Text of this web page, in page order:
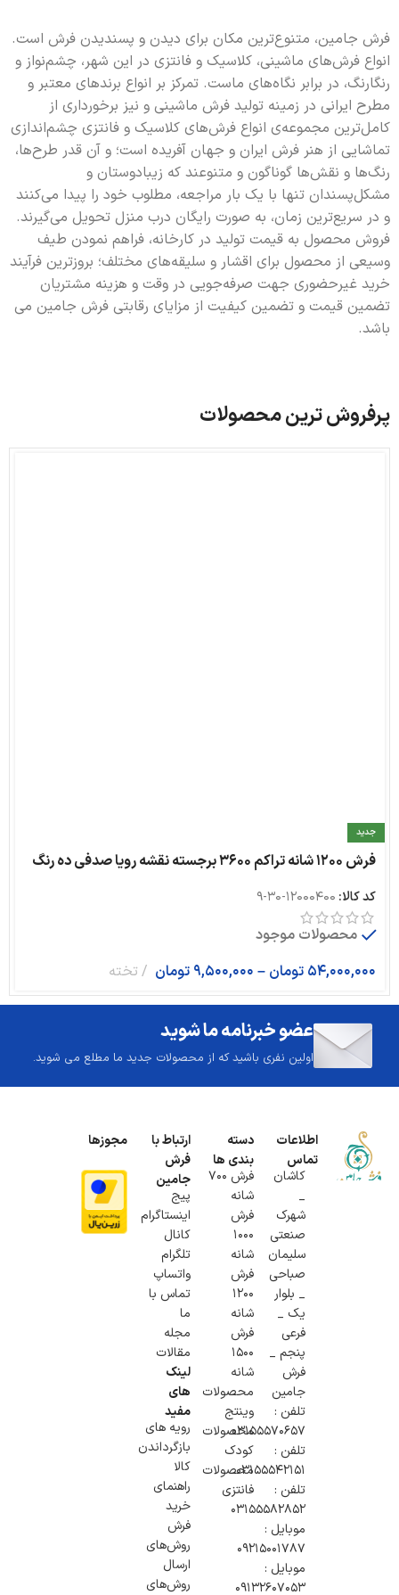
فرش جامین، متنوع‌ترین مکان برای دیدن و پسندیدن فرش است.
انواع فرش‌های ماشینی، کلاسیک و فانتزی در این شهر، چشم‌نواز و
رنگارنگ، در برابر نگاه‌های ماست. تمرکز بر انواع برندهای معتبر و
مطرح ایرانی در زمینه تولید فرش ماشینی و نیز برخورداری از
کامل‌ترین مجموعه‌ی انواع فرش‌های کلاسیک و فانتزی چشم‌اندازی
تماشایی از هنر فرش ایران و جهان آفریده است؛ و آن قدر طرح‌ها،
رنگ‌ها و نقش‌ها گونا‌گون و متنوعند که زیبادوستان و
مشکل‌پسندان تنها با یک بار مراجعه، مطلوب خود را پیدا می‌کنند
و در سریع‌ترین زمان، به صورت رایگان درب منزل تحویل می‌گیرند.
فروش محصول به قیمت تولید در کارخانه، فراهم نمودن طیف
وسیعی از محصول برای اقشار و سلیقه‌های مختلف؛ بروزترین فرآیند
خرید غیرحضوری جهت صرفه‌جویی در وقت و هزینه مشتریان
تضمین قیمت و تضمین کیفیت از مزایای رقابتی فرش جامین می
باشد.
پرفروش ترین محصولات
جدید
فرش ۱۲۰۰ شانه تراکم ۳۶۰۰ برجسته نقشه رویا صدفی ده رنگ
کد کالا: 12000400-30-9
محصولات موجود
54,000,000 تومان –
9,500,000 تومان تخته
عضو خبرنامه ما شوید
اولین نفری باشید که از محصولات جدید ما مطلع می شوید.
اطلاعات
تماس
کاشان
_
شهرک
صنعتی
سلیمان
صباحی
_ بلوار
یک _
فرعی
پنجم _
فرش
جامین
تلفن :
۰۳۱۵۵۵۷۰۶۵۷
تلفن :
03155542151
تلفن :
03155582852
موبایل :
۰۹۲۱۵۰۰۱۷۸۷
موبایل :
09132607053
دسته
بندی ها
فرش 700
شانه
فرش
1000
شانه
فرش
1200
شانه
فرش
1500
شانه
محصولات
وینتج
محصولات
کودک
محصولات
فانتزی
ارتباط با
فرش
جامین
پیج
اینستاگرام
کانال
تلگرام
واتساپ
تماس با
ما
مجله
مقالات
لینک
های
مفید
رویه های
بازگرداندن
کالا
راهنمای
خرید
فرش
روش‌های
ارسال
روش‌های
مجوزها